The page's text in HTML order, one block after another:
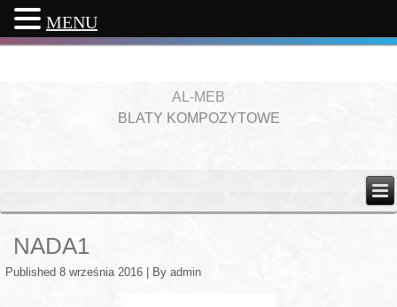
AL-MEB
BLATY KOMPOZYTOWE
NADA1
Published 8 września 2016 By admin
MENU